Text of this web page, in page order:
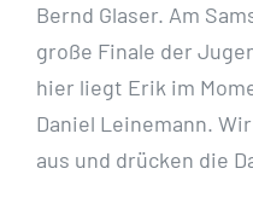
Bernd Glaser. Am
große Finale der
hier liegt Erik im
Daniel Leinemann.
aus und drücken die